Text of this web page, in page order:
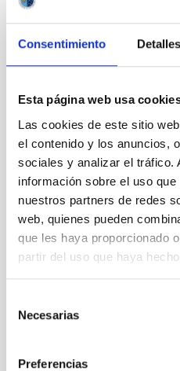
Consentimiento Detalles
Esta página web usa
Las cookies de este sitio
el contenido y los anuncios,
sociales y analizar el tráfico.
información sobre el uso
nuestros partners de redes
web, quienes pueden
que les haya proporcionado
partir del uso que haya
Necesarias
Preferencias
incluidas las manchas solares;
magnéticos a través de la
calentamiento de la
Enlaces de interés:
European Solar Telescope:
east.eu/est/index.php
Astrógrafo STC:https://
100 Lunas cuadradas:http://
op1=16&id=1351
NEWS TYPE
PRESS RELEASE
OUTREACH